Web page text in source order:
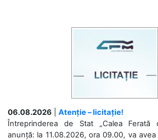
06.08.2026
Atenție – licitație!
Întreprinderea de Stat „Calea Ferată
anunță: la 11.08.2026, ora 09.00, va